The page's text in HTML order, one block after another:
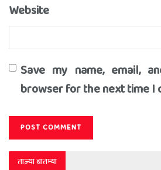
Website
Save my name, email,
browser for the next time I
ताज्या बातम्या